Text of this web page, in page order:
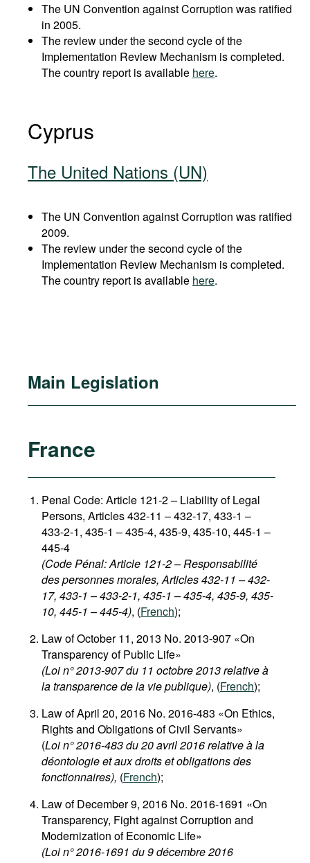
The UN Convention against Corruption was ratified
in 2005.
The review under the second cycle of the
Implementation Review Mechanism is completed.
The country report is available here.
Cyprus
The United Nations (UN)
The UN Convention against Corruption was ratified
2009.
The review under the second cycle of the
Implementation Review Mechanism is completed.
The country report is available here.
Main Legislation
France
Penal Code: Article 121-2–Liability of Legal
Persons, Articles 432-11 – 432-17, 433-1 –
433-2-1, 435-1 – 435-4, 435-9, 435-10, 445-1 –
445-4
(Code Pénal: Article 121-2 – Responsabilité
des personnes morales, Articles 432-11 – 432-
17, 433-1 – 433-2-1, 435-1 – 435-4, 435-9, 435-
10, 445-1 – 445-4), (French);
Law of October 11, 2013 No. 2013-907 «On
Transparency of Public Life»
(Loi n° 2013-907 du 11 octobre 2013 relative à
la transparence de la vie publique), (French);
Law of April 20, 2016 No. 2016-483 «On Ethics,
Rights and Obligations of Civil Servants»
(Loi n° 2016-483 du 20 avril 2016 relative à la
déontologie et aux droits et obligations des
fonctionnaires), (French);
Law of December 9, 2016 No. 2016-1691 «On
Transparency, Fight against Corruption and
Modernization of Economic Life»
(Loi n° 2016-1691 du 9 décembre 2016